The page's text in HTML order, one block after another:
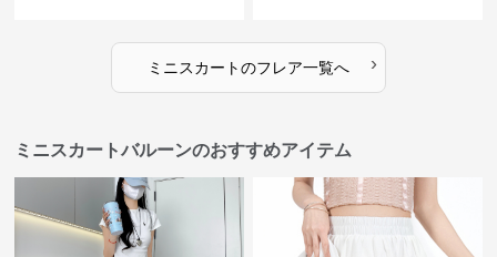
ミニスカートのフレア一覧へ ›
ミニスカートバルーンのおすすめアイテム